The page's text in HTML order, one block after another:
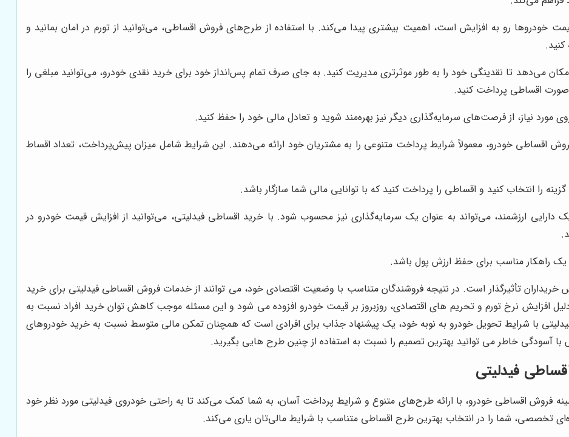
خودروها رو به افزایش است، اهمیت بیشتری پیدا می‌کند. با استفاده از طرح‌های فروش اقساطی، می‌توانید از تورم در امان بمانید و
می‌دهد تا نقدینگی خود را به طور موثرتری مدیریت کنید. به جای صرف تمام پس‌انداز خود برای خرید نقدی خودرو، می‌توانید مبلغی را
صورت اقساطی پرداخت کنید.
نیاز، از فرصت‌های سرمایه‌گذاری دیگر نیز بهره‌مند شوید و تعادل مالی خود را حفظ کنید.
اقساطی خودرو، معمولاً شرایط پرداخت متنوعی را به مشتریان خود ارائه می‌دهند. این شرایط شامل میزان پیش‌پرداخت، تعداد اقساط
را انتخاب کنید و اقساطی را پرداخت کنید که با توانایی مالی شما سازگار باشد.
دارایی ارزشمند، می‌تواند به عنوان یک سرمایه‌گذاری نیز محسوب شود. با خرید اقساطی فیدلیتی، می‌توانید از افزایش قیمت خودرو در
راهکار مناسب برای حفظ ارزش پول باشد.
نفس خریداران تأثیرگذار است. در نتیجه فروشندگان متناسب با وضعیت اقتصادی خود، می توانند از خدمات فروش اقساطی فیدلیتی برای خرید
افزایش نرخ تورم و تحریم های اقتصادی، روزبروز بر قیمت خودرو افزوده می شود و این مسئله موجب کاهش توان خرید افراد نسبت به
با شرایط تحویل خودرو به نوبه خود، یک پیشنهاد جذاب برای افرادی است که همچنان تمکن مالی متوسط نسبت به خرید خودروهای
آسودگی خاطر می توانید بهترین تصمیم را نسبت به استفاده از چنین طرح هایی بگیرید.
فیدلیتی
فروش اقساطی خودرو، با ارائه طرح‌های متنوع و شرایط پرداخت آسان، به شما کمک می‌کند تا به راحتی خودروی فیدلیتی مورد نظر خود
تخصصی، شما را در انتخاب بهترین طرح اقساطی متناسب با شرایط مالی‌تان یاری می‌کند.